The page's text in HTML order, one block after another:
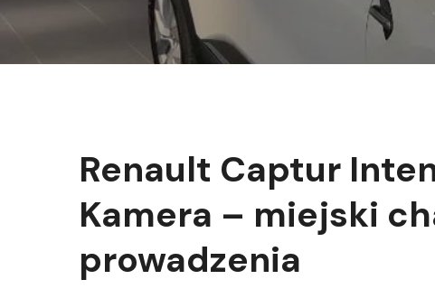
Renault Captur
Kamera – miejski
prowadzenia